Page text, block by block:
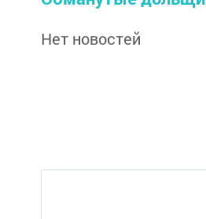
Нет новостей